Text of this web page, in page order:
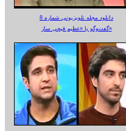
دانلود مجله تلویزیونی شماره 8
گفت‌وگو با «عظیم قیچی ساز»